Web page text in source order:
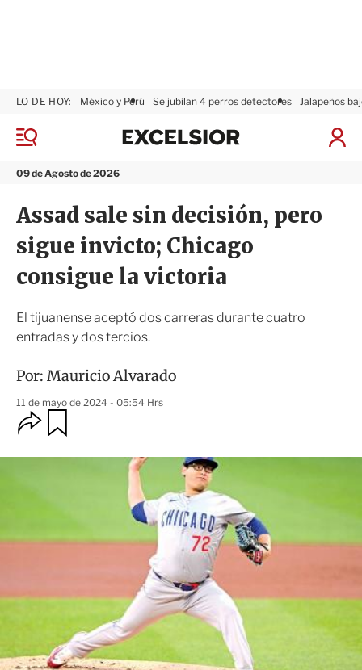
M
n
09 de Agosto de 2026
LO DE HOY: México y Perú Se jubilan 4 perros detectores Jalapeños
I
x
s
i
r
Assad sale sin decisión, pero
sigue invicto; Chicago
consigue la victoria
El tijuanense aceptó dos carreras durante cuatro
entradas y dos tercios.
Por: Mauricio Alvarado
11 de mayo de 2024 - 05:54 Hrs
O
p
i
d
m
r
t
r